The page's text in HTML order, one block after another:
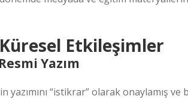
Etkileşimler
Yazım
“istikrar” olarak onaylamış